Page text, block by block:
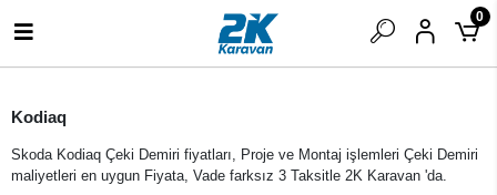
0
Kodiaq
Skoda Kodiaq Çeki Demiri fiyatları, Proje ve Montaj işlemleri Çeki Demiri
maliyetleri en uygun Fiyata, Vade farksız 3 Taksitle 2K Karavan 'da.